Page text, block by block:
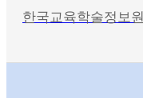
한국교육학술정보원